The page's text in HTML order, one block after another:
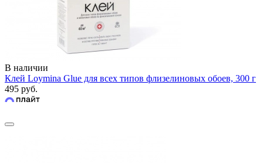
В наличии
Клей Loymina Glue для всех типов флизелиновых обоев, 300 г
495 руб.